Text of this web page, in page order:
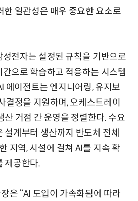
한 일관성은 매우 중요한 요소로
전자는 설정된 규칙을 기반으로
으로 학습하고 적응하는 시스템
에이전트는 엔지니어링, 유지보
결정을 지원하며, 오케스트레이
산 거점 간 운영을 정렬한다. 수요
설계부터 생산까지 반도체 전체
지역, 시설에 걸쳐 AI를 지속 확
제공한다.
은 “AI 도입이 가속화됨에 따라